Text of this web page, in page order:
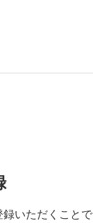
いただくことで